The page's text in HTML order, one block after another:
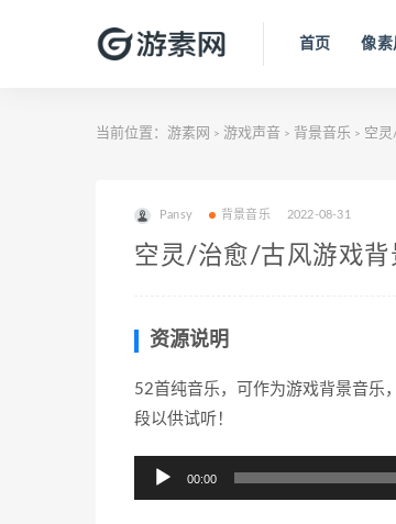
首页 像素
当前位置： 游素网 > 游戏声音 > 背景音乐 > 空
Pansy 背景音乐 2022-08-31
空灵/治愈/古风游戏背
资源说明
52首纯音乐，可作为游戏背景音乐
段以供试听！
00:00